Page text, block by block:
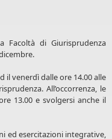
Facoltà di Giurisprudenza
il venerdì dalle ore 14.00 alle
All’occorrenza, le
13.00 e svolgersi anche il
ed esercitazioni integrative,